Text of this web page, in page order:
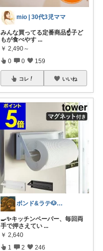
mio | 30代3児ママ
みんな買ってる定番商品☝️子ど
もが食べやす ...
￥ 2,490～
0 0 159
コレ いいね
ボンド&ラテ🐶経由購入感謝です🙇
🍳✨キッチンペーパー、毎回両
手で押さえてい ...
￥ 2,640
1 2 246